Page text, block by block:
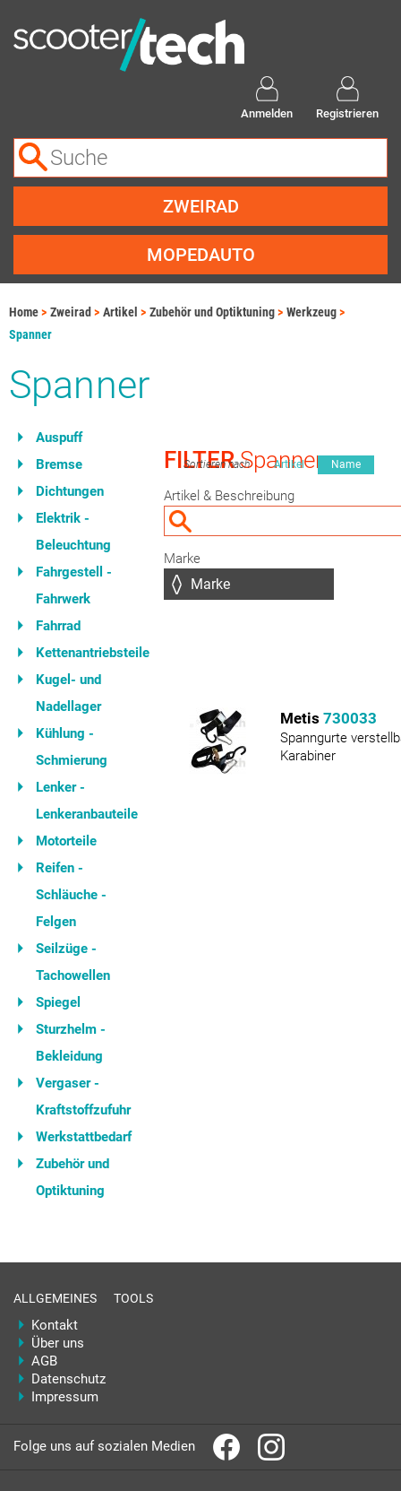
Anmelden Registrieren
ZWEIRAD
MOPEDAUTO
Home Zweirad Artikel Zubehör und Optiktuning
Werkzeug
Spanner
Spanner
Auspuff
Bremse
Dichtungen
Elektrik -
Beleuchtung
Fahrgestell -
Fahrwerk
Fahrrad
Kettenantriebsteile
Kugel- und
Nadellager
Kühlung -
Schmierung
Lenker -
Lenkeranbauteile
Motorteile
Reifen -
Schläuche -
Felgen
Seilzüge -
Tachowellen
Spiegel
Sturzhelm -
Bekleidung
Vergaser -
Kraftstoffzufuhr
Werkstattbedarf
Zubehör und
Optiktuning
FILTERSpanner
Sortieren nach Artikel Name
Artikel & Beschreibung
Marke
Metis 730033
Spanngurte
Karabiner
ALLGEMEINES
Kontakt
Über uns
AGB
Datenschutz
Impressum
TOOLS
Folge uns auf sozialen Medien